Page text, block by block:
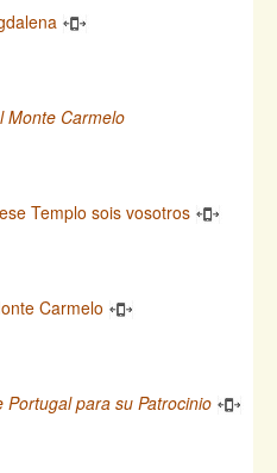
Monte Carmelo
Templo sois vosotros
Carmelo
para su Patrocinio